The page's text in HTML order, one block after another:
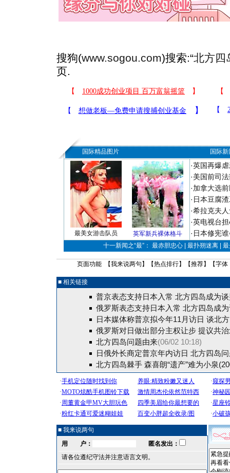
搜狗(www.sogou.com)搜索:“北方四
页.
国际精品图片 国际
最美女游击队员 英军新兵裸体格斗
·英国再爆
·美国前司
·加拿大选
· 日本豆腐
·希拉克夫
·英电视台
· 日本修宪
十一新闻之“最”： 最赤胆忠心 | 最扑朔迷离 |
页面功能 【我来说两句 】【热点排行】【推荐】【字体
■ 相关链接
普京表态支持日本入常 北方四岛成为
俄罗斯表态支持日本入常 北方四岛成
日本媒体称普京拟今年11月访日 谈北
俄罗斯对日做出部分主权让步 提议共
北方四岛问题由来(06/02 10:18)
日俄外长商定普京年内访日 北方四岛
北方四岛棘手 森喜朗“遗产”难为小泉
■ 我来说两句
用 户：
匿名发出：
请各位遵纪守法并注意语言文明。